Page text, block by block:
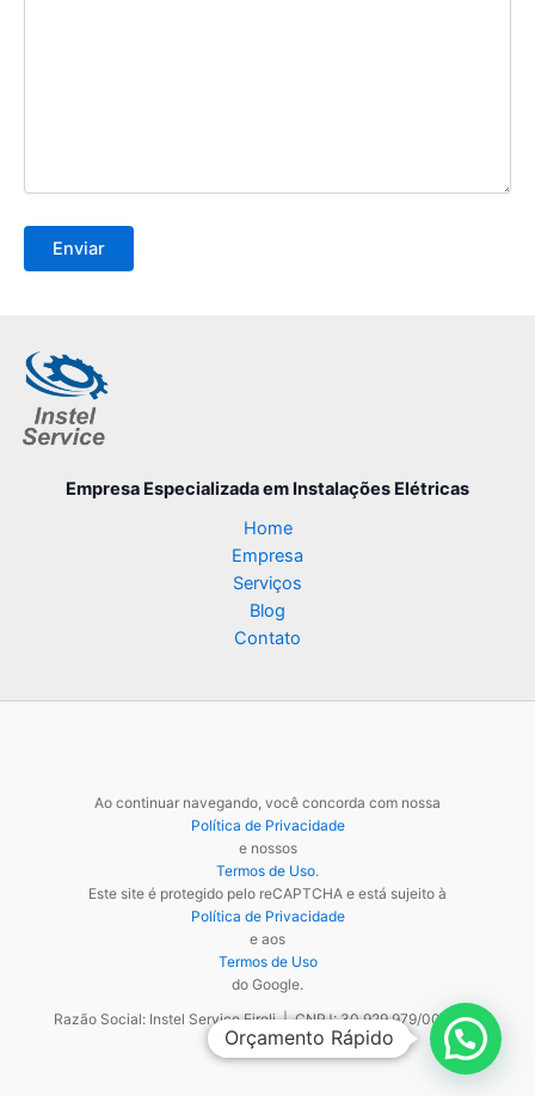
Empresa Especializadaem Instalações Elétricas
Home
Empresa
Serviços
Blog
Contato
Ao continuar navegando, você concorda com nossa
Política de Privacidade
e nossos
Termos de Uso.
Este site é protegido pelo reCAPTCHA e está sujeito à
Política de Privacidade
e aos
Termos de Uso
do Google.
Razão Social: Instel Service Eireli | CNPJ: 30.929.979/0001-48
Orçamento Rápido